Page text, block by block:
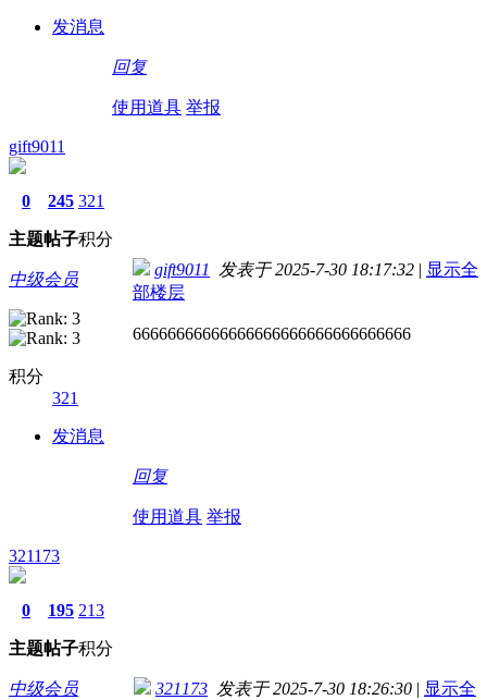
发消息
回复
使用道具 举报
gift9011
0
主题
245
帖子
321
积分
中级会员
积分
321
发消息
gift9011 发表于 2025-7-30 18:17:32 | 显示全
部楼层
66666666666666666666666666666666
回复
使用道具 举报
321173
0
主题
195
帖子
213
积分
中级会员 321173 发表于 2025-7-30 18:26:30 | 显示全